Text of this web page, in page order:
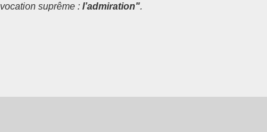
vocation suprême : l’admiration".